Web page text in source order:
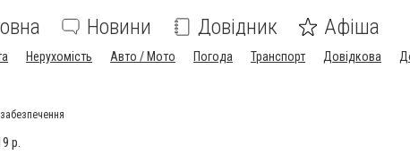
Новини Довідник Афіша
Нерухомість Авто / Мото Погода Транспорт Довідкова
р.